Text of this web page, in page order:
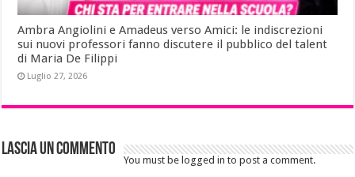
Ambra Angiolini e Amadeus verso Amici: le indiscrezioni
sui nuovi professori fanno discutere il pubblico del talent
di Maria De Filippi
Luglio 27, 2026
Lascia un commento
You must be logged in to post a comment.